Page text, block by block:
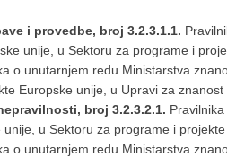
i provedbe, broj 3.2.3.1.1.
unije, u Sektoru za programe i
o unutarnjem redu Ministarstva
Europske unije, u Upravi za znanost
broj 3.2.3.2.1.
u Sektoru za programe i
o unutarnjem redu Ministarstva